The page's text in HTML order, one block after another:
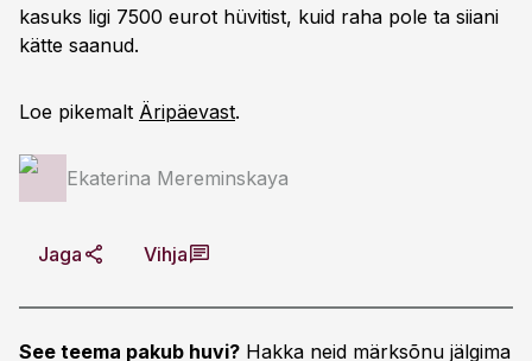
kasuks ligi 7500 eurot hüvitist, kuid raha pole ta siiani
kätte saanud.
Loe pikemalt Äripäevast.
Ekaterina Mereminskaya
Jaga Vihja
See teema pakub huvi? Hakka neid märksõnu jälgima